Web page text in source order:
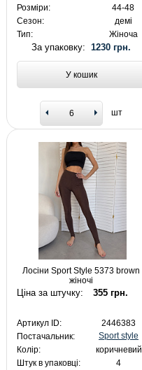
Розміри:
44-48
Сезон:
демі
Тип:
Жіноча
За упаковку:1230 грн.
У кошик
шт
Лосіни Sport Style 5373 brown
жіночі
Ціна за штучку: 355 грн.
Артикул ID:
2446383
Постачальник:
Sport style
Колір:
коричневий
Штук в упаковці:
4